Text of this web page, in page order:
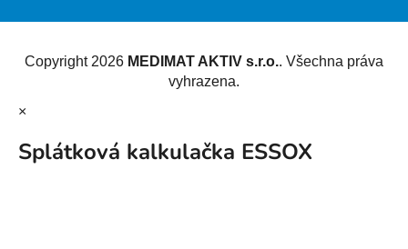
Copyright 2026 MEDIMAT AKTIV s.r.o.. Všechna práva
vyhrazena.
×
Splátková kalkulačka ESSOX